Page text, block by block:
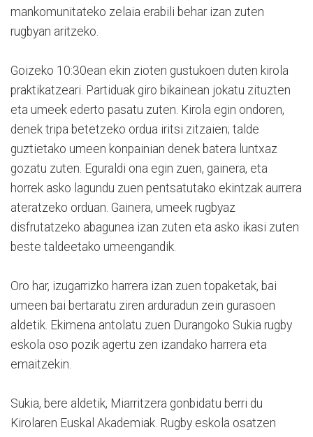
mankomunitateko zelaia erabili behar izan zuten
rugbyan aritzeko.
Goizeko 10:30ean ekin zioten gustukoen duten kirola
praktikatzeari. Partiduak giro bikainean jokatu zituzten
eta umeek ederto pasatu zuten. Kirola egin ondoren,
denek tripa betetzeko ordua iritsi zitzaien; talde
guztietako umeen konpainian denek batera luntxaz
gozatu zuten. Eguraldi ona egin zuen, gainera, eta
horrek asko lagundu zuen pentsatutako ekintzak aurrera
ateratzeko orduan. Gainera, umeek rugbyaz
disfrutatzeko abagunea izan zuten eta asko ikasi zuten
beste taldeetako umeengandik.
Oro har, izugarrizko harrera izan zuen topaketak, bai
umeen bai bertaratu ziren arduradun zein gurasoen
aldetik. Ekimena antolatu zuen Durangoko Sukia rugby
eskola oso pozik agertu zen izandako harrera eta
emaitzekin.
Sukia, bere aldetik, Miarritzera gonbidatu berri du
Kirolaren Euskal Akademiak. Rugby eskola osatzen